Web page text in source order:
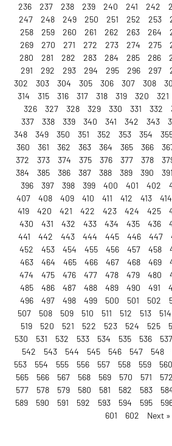
236
237 238 239 240 241 242
247
248 249 250 251 252 253
258
259 260 261 262 263 264
269
270 271 272 273 274 275
280
281 282 283 284 285 286
291
292 293 294 295 296 297
302
303 304 305 306 307 308
314
315 316 317 318 319 320 321
326
327 328 329 330 331 332
337
338 339 340 341 342 343
348
349 350 351 352 353 354
360
361 362 363 364 365 366
372
373 374 375 376 377 378
384
385 386 387 388 389 390 391
396
397 398 399 400 401 402
407
408 409 410 411 412 413 414
419
420 421 422 423 424 425
430
431 432 433 434 435 436
441
442 443 444 445 446 447
452
453 454 455 456 457 458
463
464 465 466 467 468 469
474
475 476 477 478 479 480
485
486 487 488 489 490 491
496
497 498 499 500 501 502
507
508 509 510 511 512 513 514
519
520 521 522 523 524 525
530
531 532 533 534 535 536 537
542
543 544 545 546 547 548
553
554 555 556 557 558 559 560
565
566 567 568 569 570 571 572
577
578 579 580 581 582 583
589
590 591 592 593 594 595
601
602 Next »